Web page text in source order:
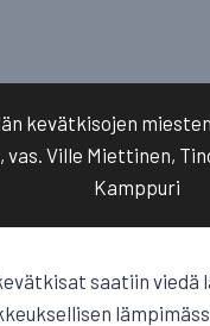
kevätkisojen
vas. Ville Miettinen,
Kamppuri
saatiin viedä